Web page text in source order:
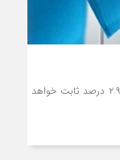
اوپک اعلام کرد رشد تولید ناخالص داخلی جهانی در ۲.۹ درصد ثابت خواهد